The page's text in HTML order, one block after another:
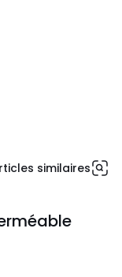
similaires